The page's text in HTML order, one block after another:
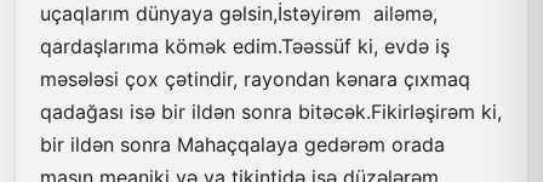
uçaqlarım dünyaya gəlsin,İstəyirəm ailəmə,
qardaşlarıma kömək edim.Təəssüf ki, evdə iş
məsələsi çox çətindir, rayondan kənara çıxmaq
qadağası isə bir ildən sonra bitəcək.Fikirləşirəm ki,
bir ildən sonra Mahaçqalaya gedərəm orada